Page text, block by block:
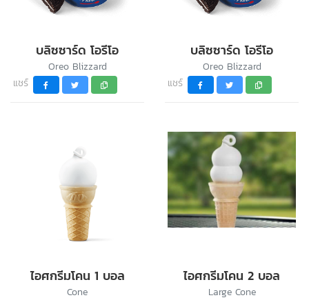
บลิซซาร์ด โอรีโอ
Oreo Blizzard
แชร์
บลิซซาร์ด โอรีโอ
Oreo Blizzard
แชร์
ไอศกรีมโคน 1 บอล
Cone
ไอศกรีมโคน 2 บอล
Large Cone